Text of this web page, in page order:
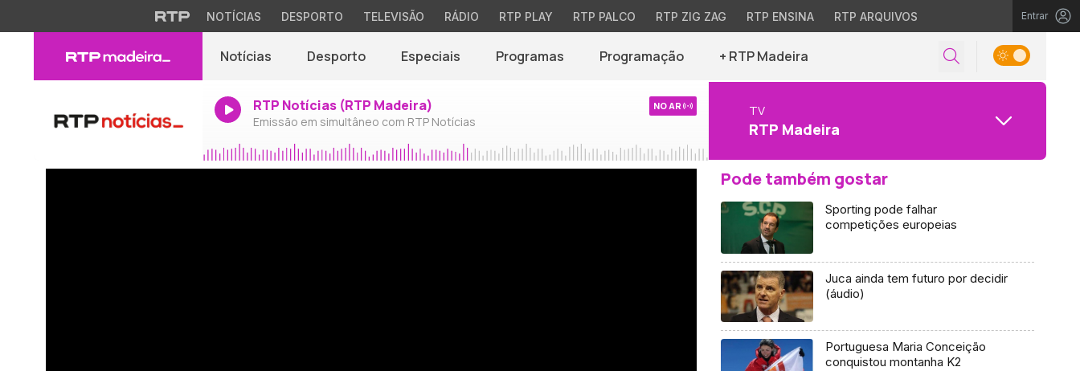
NOTÍCIAS DESPORTO TELEVISÃO RÁDIO RTP PLAY RTP PALCO RTP ZIG ZAG RTP ENSINA RTP ARQUIVOS Entrar
Notícias Desporto Especiais Programas Programação + RTP Madeira
RTP Notícias (RTP Madeira)
Emissão em simultâneo com RTP Notícias
NO AR TV
RTP Madeira
Pode também gostar
Sporting pode falhar
competições europeias
Juca ainda tem futuro por decidir
(áudio)
Portuguesa Maria Conceição
conquistou montanha K2